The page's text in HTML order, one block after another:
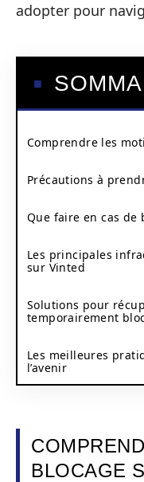
adopter pour
Comprendre les
Précautions à
Que faire en cas de
Les principales
sur Vinted
Solutions pour
temporairement
Les meilleures
l’avenir
BLOCAGE